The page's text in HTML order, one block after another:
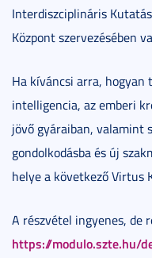
Interdiszciplináris
Központ szervezésében
Ha kíváncsi arra, hogyan
intelligencia, az emberi
jövő gyáraiban, valamint
gondolkodásba és új
helye a következő Virtus
A részvétel ingyenes, de
https://modulo.szte.hu/